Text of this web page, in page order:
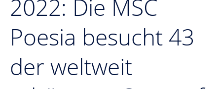
2022: Die MSC
Poesia besucht 43
der weltweit